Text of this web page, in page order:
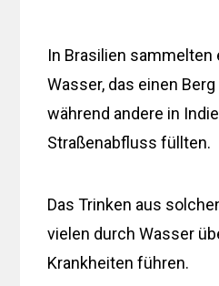
In Brasilien sammelten
Wasser, das einen
während andere in
Straßenabfluss füllten.
Das Trinken aus
vielen durch Wasser
Krankheiten führen.